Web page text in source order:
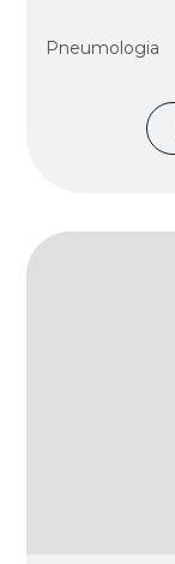
Pneumologia